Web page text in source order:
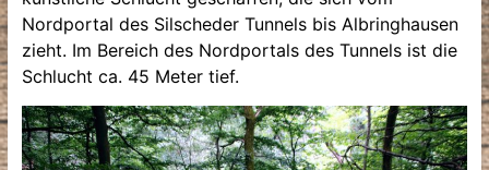
Nordportal des Silscheder Tunnels bis Albringhausen
zieht. Im Bereich des Nordportals des Tunnels ist die
Schlucht ca. 45 Meter tief.